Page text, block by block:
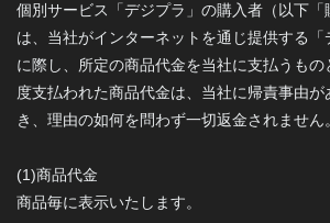
個別サービス「デジプラ」の購入者（以下「
は、当社がインターネットを通じ提供する「
に際し、所定の商品代金を当社に支払うも
度支払われた商品代金は、当社に帰責事由が
き、理由の如何を問わず一切返金されません。
(1)商品代金
商品毎に表示いたします。